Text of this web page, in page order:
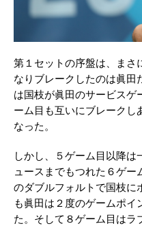
第１セットの序盤は、まさ
なりブレークしたのは眞田
は国枝が眞田のサービスゲ
ーム目も互いにブレークし
なった。
しかし、５ゲーム目以降
ュースまでもつれた６ゲー
のダブルフォルトで国枝に
も眞田は２度のゲームポイ
た。そして８ゲーム目はラ